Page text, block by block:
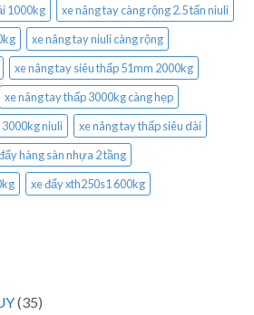
1000kg
xe nâng tay càng rộng 2.5 tấn niuli
xe nâng tay niuli càng rộng
xe nâng tay siêu thấp 51mm 2000kg
xe nâng tay thấp 3000kg càng hẹp
3000kg niuli
xe nâng tay thấp siêu dài
hàng sàn nhựa 2 tầng
xe đẩy xth250s1 600kg
(35)